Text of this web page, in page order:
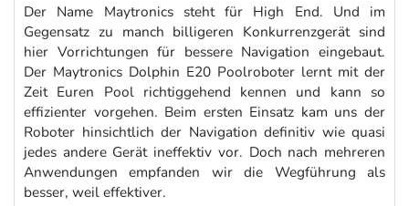
Der Name Maytronics steht für High End. Und im
Gegensatz zu manch billigeren Konkurrenzgerät sind
hier Vorrichtungen für bessere Navigation eingebaut.
Der Maytronics Dolphin E20 Poolroboter lernt mit der
Zeit Euren Pool richtiggehend kennen und kann so
effizienter vorgehen. Beim ersten Einsatz kam uns der
Roboter hinsichtlich der Navigation definitiv wie quasi
jedes andere Gerät ineffektiv vor. Doch nach mehreren
Anwendungen empfanden wir die Wegführung als
besser, weil effektiver.